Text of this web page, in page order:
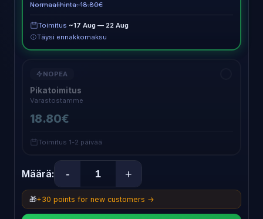
Normaalihinta: 18.80€
Toimitus ~17 Aug — 22 Aug
Täysi ennakkomaksu
NOPEA
Pikatoimitus
Varastostamme
18.80€
Toimitus 1-2 päivää
Määrä: - +
🎁+30 points for new customers →